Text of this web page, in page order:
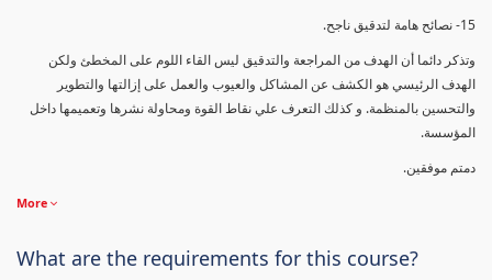
15- نصائح هامة لتدقيق ناجح.
وتذكر دائما أن الهدف من المراجعة والتدقيق ليس القاء اللوم على المخطئ ولكن
الهدف الرئيسي هو الكشف عن المشاكل والعيوب والعمل على إزالتها والتطوير
والتحسين بالمنظمة. و كذلك التعرف علي نقاط القوة ومحاولة نشرها وتعميمها داخل
المؤسسة.
دمتم موفقين.
More
What are the requirements for this course?